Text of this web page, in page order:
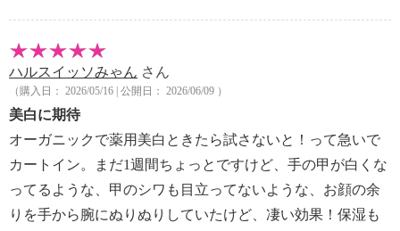
ハルスイッソみゃん さん
（購入日： 2026/05/16 | 公開日： 2026/06/09 ）
美白に期待
オーガニックで薬用美白ときたら試さないと！って急いで
カートイン。まだ1週間ちょっとですけど、手の甲が白くな
ってるような、甲のシワも目立ってないような、お顔の余
りを手から腕にぬりぬりしていたけど、凄い効果！保湿も